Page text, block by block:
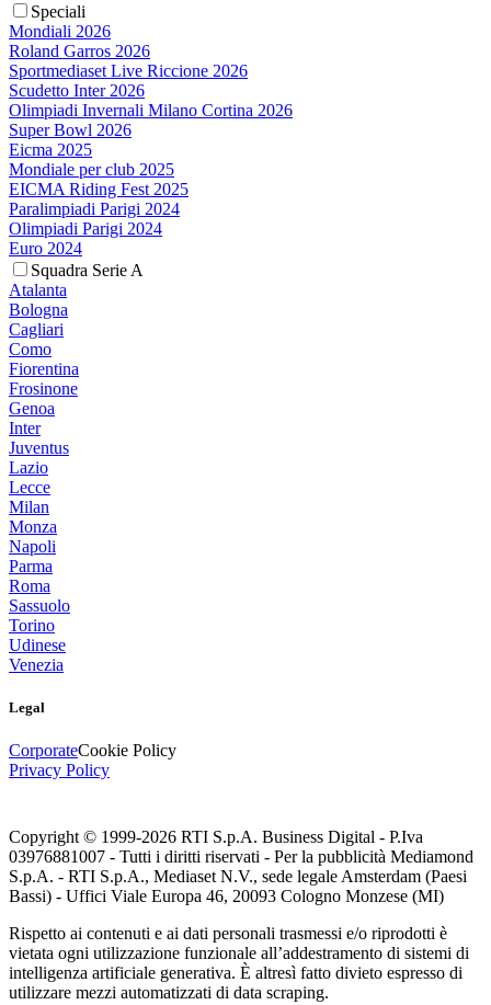
Speciali
Mondiali 2026
Roland Garros 2026
Sportmediaset Live Riccione 2026
Scudetto Inter 2026
Olimpiadi Invernali Milano Cortina 2026
Super Bowl 2026
Eicma 2025
Mondiale per club 2025
EICMA Riding Fest 2025
Paralimpiadi Parigi 2024
Olimpiadi Parigi 2024
Euro 2024
Squadra Serie A
Atalanta
Bologna
Cagliari
Como
Fiorentina
Frosinone
Genoa
Inter
Juventus
Lazio
Lecce
Milan
Monza
Napoli
Parma
Roma
Sassuolo
Torino
Udinese
Venezia
Legal
CorporateCookie Policy
Privacy Policy
Copyright © 1999-2026 RTI S.p.A. Business Digital - P.Iva
03976881007 - Tutti i diritti riservati - Per la pubblicità Mediamond
S.p.A. - RTI S.p.A., Mediaset N.V., sede legale Amsterdam (Paesi
Bassi) - Uffici Viale Europa 46, 20093 Cologno Monzese (MI)
Rispetto ai contenuti e ai dati personali trasmessi e/o riprodotti è
vietata ogni utilizzazione funzionale all’addestramento di sistemi di
intelligenza artificiale generativa. È altresì fatto divieto espresso di
utilizzare mezzi automatizzati di data scraping.